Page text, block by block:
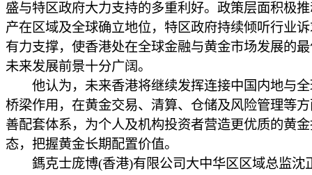
盛与特区政府大力支持的多重利好。政策层面积极
产在区域及全球确立地位，特区政府持续倾听行业
有力支撑，使香港处在全球金融与黄金市场发展的
未来发展前景十分广阔。
他认为，未来香港将继续发挥连接中国内地与全
桥梁作用，在黄金交易、清算、仓储及风险管理等
善配套体系，为个人及机构投资者营造更优质的黄
态，把握黄金长期配置价值。
鎷克士庞博(香港)有限公司大中华区区域总监沈